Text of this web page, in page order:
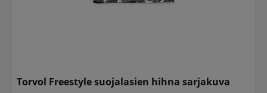
Torvol Freestyle suojalasien hihna sarjakuva